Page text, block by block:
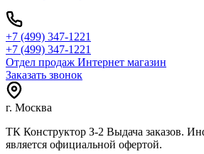
+7 (499) 347-1221
+7 (499) 347-1221
Отдел продаж Интернет магазин
Заказать звонок
г. Москва
ТК Конструктор З-2 Выдача заказов.
является официальной офертой.